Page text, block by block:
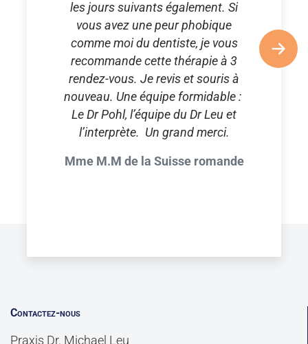
les jours suivants également. Si
vous avez une peur phobique
comme moi du dentiste, je vous
recommande cette thérapie à 3
rendez-vous. Je revis et souris à
nouveau. Une équipe formidable :
Le Dr Pohl, l’équipe du Dr Leu et
l’interprète. Un grand merci.
Mme M.M de la Suisse romande
Contactez-nous
Praxis Dr. Michael Leu